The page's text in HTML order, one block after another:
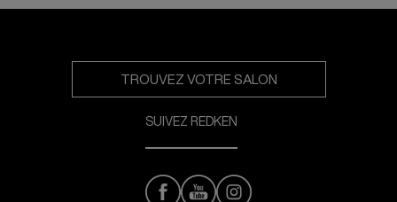
TROUVEZ VOTRE SALON
SUIVEZ REDKEN